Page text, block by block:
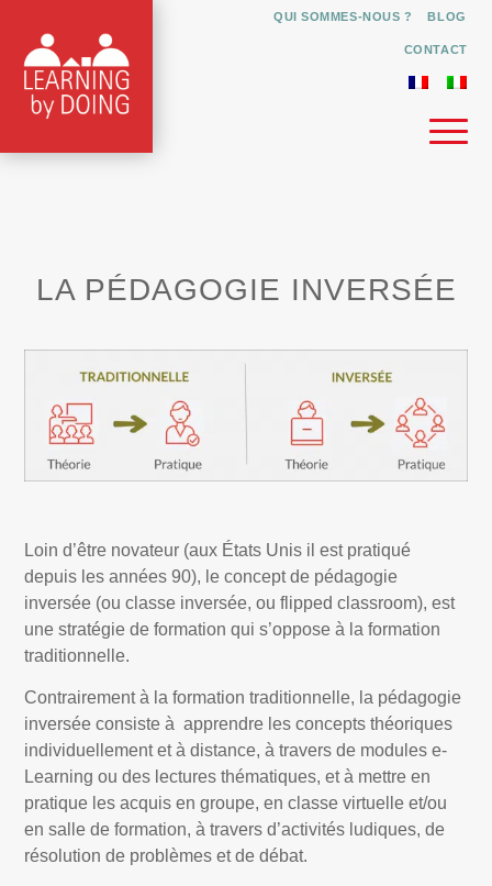
QUI SOMMES-NOUS ? BLOG
CONTACT
LA PÉDAGOGIE INVERSÉE
Loin d’être novateur (aux États Unis il est pratiqué
depuis les années 90), le concept de pédagogie
inversée (ou classe inversée, ou flipped classroom), est
une stratégie de formation qui s’oppose à la formation
traditionnelle.
Contrairement à la formation traditionnelle, la pédagogie
inversée consiste à apprendre les concepts théoriques
individuellement et à distance, à travers de modules e-
Learning ou des lectures thématiques, et à mettre en
pratique les acquis en groupe, en classe virtuelle et/ou
en salle de formation, à travers d’activités ludiques, de
résolution de problèmes et de débat.